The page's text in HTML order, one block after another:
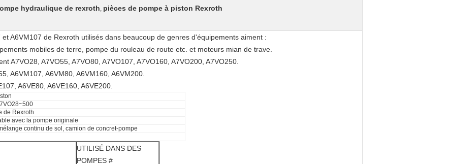
hydraulique de rexroth, pièces de pompe à piston Rexroth
A6VM107 de Rexroth utilisés dans beaucoup de genres d'équipements aiment :
mobiles de terre, pompe du rouleau de route etc. et moteurs mian de trave.
A7VO28, A7VO55, A7VO80, A7VO107, A7VO160, A7VO200, A7VO250.
A6VM107, A6VM80, A6VM160, A6VM200.
A6VE80, A6VE160, A6VE200.
de Rexroth
avec la pompe originale
continu de sol, camion de concret-pompe
UTILISÉ DANS DES
POMPES #